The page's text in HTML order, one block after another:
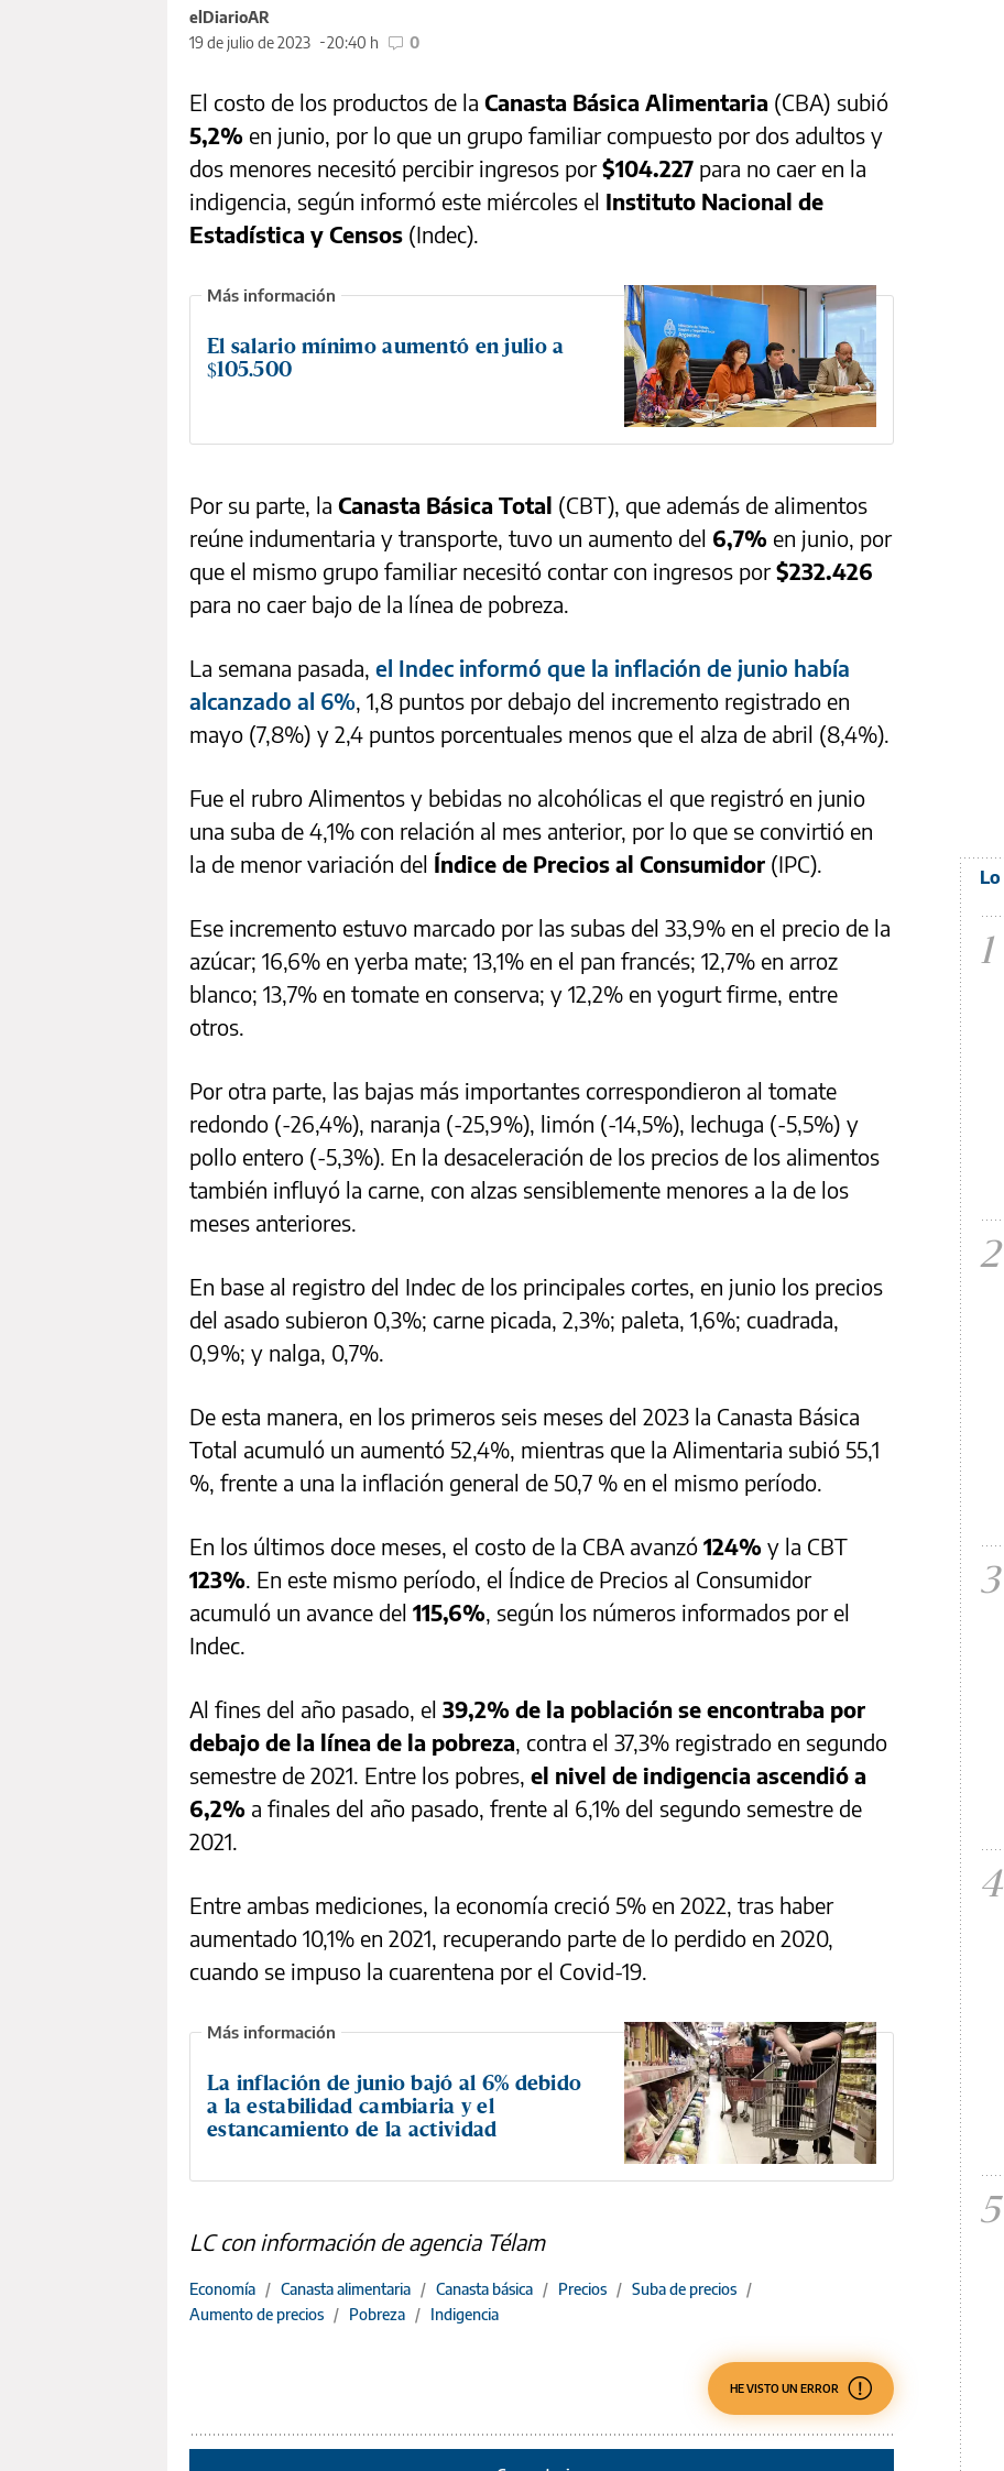
elDiarioAR
19 de julio de 2023
20:40 h 0
El costo de los productos de la Canasta Básica Alimentaria (CBA) subió
5,2% en junio, por lo que un grupo familiar compuesto por dos adultos y
dos menores necesitó percibir ingresos por$104.227 para no caer en la
indigencia, según informó este miércoles el Instituto Nacional de
Estadística y Censos (Indec).
El salario mínimo aumentó en julio a
$105.500
Por su parte, la Canasta Básica Total (CBT), que además de alimentos
reúne indumentaria y transporte, tuvo un aumento del 6,7% en junio, por
que el mismo grupo familiar necesitó contar con ingresos por$232.426
para no caer bajo de la línea de pobreza.
La semana pasada, el Indec informó que la inflación de junio había
alcanzado al 6%, 1,8 puntos por debajo del incremento registrado en
mayo (7,8%) y 2,4 puntos porcentuales menos que el alza de abril (8,4%).
Fue el rubro Alimentos y bebidas no alcohólicas el que registró en junio
una suba de 4,1% con relación al mes anterior, por lo que se convirtió en
la de menor variación del Índice de Precios al Consumidor (IPC).
Ese incremento estuvo marcado por las subas del 33,9% en el precio de la
azúcar; 16,6% en yerba mate; 13,1% en el pan francés; 12,7% en arroz
blanco; 13,7% en tomate en conserva; y 12,2% en yogurt firme, entre
otros.
Por otra parte, las bajas más importantes correspondieron al tomate
redondo (-26,4%), naranja (-25,9%), limón (-14,5%), lechuga (-5,5%) y
pollo entero (-5,3%). En la desaceleración de los precios de los alimentos
también influyó la carne, con alzas sensiblemente menores a la de los
meses anteriores.
En base al registro del Indec de los principales cortes, en junio los precios
del asado subieron 0,3%; carne picada, 2,3%; paleta, 1,6%; cuadrada,
0,9%; y nalga, 0,7%.
De esta manera, en los primeros seis meses del 2023 la Canasta Básica
Total acumuló un aumentó 52,4%, mientras que la Alimentaria subió 55,1
%, frente a una la inflación general de 50,7 % en el mismo período.
En los últimos doce meses, el costo de la CBA avanzó 124% y la CBT
123%. En este mismo período, el Índice de Precios al Consumidor
acumuló un avance del 115,6%, según los números informados por el
Indec.
Al fines del año pasado, el 39,2% de la población se encontraba por
debajo de la línea de la pobreza, contra el 37,3% registrado en segundo
semestre de 2021. Entre los pobres, el nivel de indigencia ascendió a
6,2% a finales del año pasado, frente al 6,1% del segundo semestre de
2021.
Entre ambas mediciones, la economía creció 5% en 2022, tras haber
aumentado 10,1% en 2021, recuperando parte de lo perdido en 2020,
cuando se impuso la cuarentena por el Covid-19.
La inflación de junio bajó al 6% debido
a la estabilidad cambiaria y el
estancamiento de la actividad
LC con información de agencia Télam
Economía / Canasta alimentaria / Canasta básica / Precios / Suba de precios /
Aumento de precios / Pobreza / Indigencia
HE VISTO UN ERROR
1
2
3
4
5